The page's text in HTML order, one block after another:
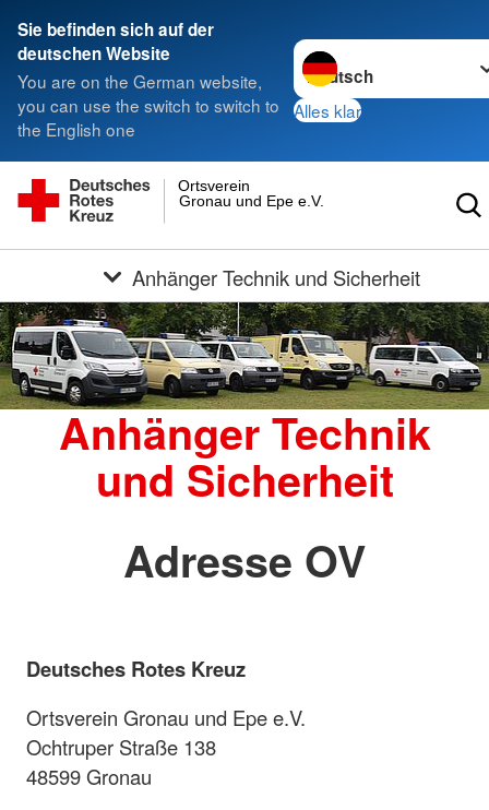
Sie befinden sich auf der
deutschen Website
You are on the German website,
you can use the switch to switch to
the English one
Sprache wechseln zu
Alles klar
Gronau und Epe e.V.
Ortsverein
Anhänger Technik und Sicherheit
Anhänger Technik
und Sicherheit
Adresse OV
Deutsches Rotes Kreuz
Ortsverein Gronau und Epe e.V.
Ochtruper Straße 138
48599 Gronau